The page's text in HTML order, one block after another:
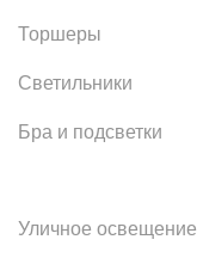
Торшеры
Светильники
Бра и подсветки
Уличное освещение